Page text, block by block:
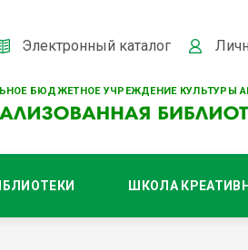
БЮДЖЕТНОЕ УЧРЕЖДЕНИЕ КУЛЬТУРЫ
Электронный каталог
ШКОЛА